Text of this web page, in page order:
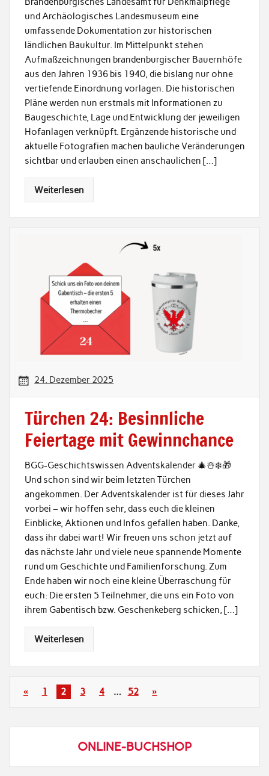
und Archäologisches Landesmuseum eine
umfassende Dokumentation zur historischen
ländlichen Baukultur. Im Mittelpunkt stehen
Aufmaßzeichnungen brandenburgischer Bauernhöfe
aus den Jahren 1936 bis 1940, die bislang nur ohne
vertiefende Einordnung vorlagen. Die historischen
Pläne werden nun erstmals mit Informationen zu
Baugeschichte, Lage und Entwicklung der jeweiligen
Hofanlagen verknüpft. Ergänzende historische und
aktuelle Fotografien machen bauliche Veränderungen
sichtbar und erlauben einen anschaulichen […]
Weiterlesen
24. Dezember 2025
Türchen 24: Besinnliche
Feiertage mit Gewinnchance
BGG-Geschichtswissen Adventskalender 🎄☃️❄️🎁
Und schon sind wir beim letzten Türchen
angekommen. Der Adventskalender ist für dieses Jahr
vorbei – wir hoffen sehr, dass euch die kleinen
Einblicke, Aktionen und Infos gefallen haben. Danke,
dass ihr dabei wart! Wir freuen uns schon jetzt auf
das nächste Jahr und viele neue spannende Momente
rund um Geschichte und Familienforschung. Zum
Ende haben wir noch eine kleine Überraschung für
euch: Die ersten 5 Teilnehmer, die uns ein Foto von
ihrem Gabentisch bzw. Geschenkeberg schicken, […]
Weiterlesen
« 1 2 3 4 … 52 »
ONLINE-BUCHSHOP